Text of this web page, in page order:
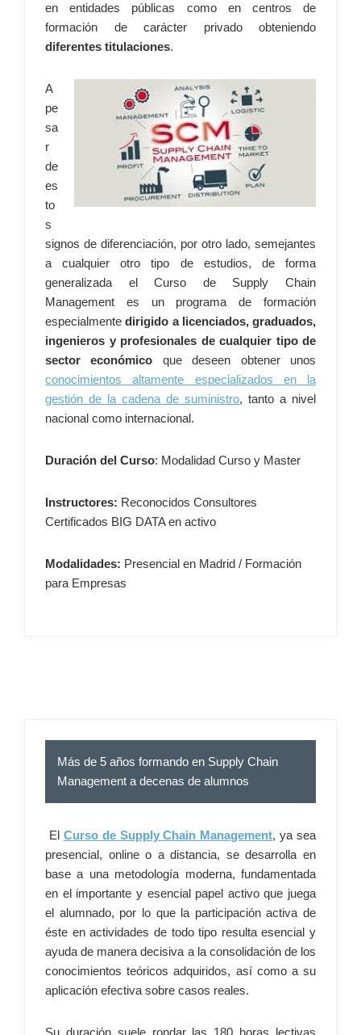
en entidades públicas como en centros de
formación de carácter privado obteniendo
diferentes titulaciones.
A
pe
sa
r
de
es
to
s
signos de diferenciación, por otro lado, semejantes
a cualquier otro tipo de estudios, de forma
generalizada el Curso de Supply Chain
Management es un programa de formación
especialmentedirigido a licenciados, graduados,
ingenieros y profesionales de cualquier tipo de
sector económico que deseen obtener unos
conocimientos altamente especializados en la
gestión de la cadena de suministro, tanto a nivel
nacional como internacional.
Duración del Curso: Modalidad Curso y Master
Instructores: Reconocidos Consultores
Certificados BIG DATA en activo
Modalidades: Presencial en Madrid / Formación
para Empresas
Más de 5 años formando en Supply Chain
Management a decenas de alumnos
El Curso de Supply Chain Management, ya sea
presencial, online o a distancia, se desarrolla en
base a una metodología moderna, fundamentada
en el importante y esencial papel activo que juega
el alumnado, por lo que la participación activa de
éste en actividades de todo tipo resulta esencial y
ayuda de manera decisiva a la consolidación de los
conocimientos teóricos adquiridos, así como a su
aplicación efectiva sobre casos reales.